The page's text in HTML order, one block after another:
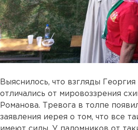
Выяснилось, что взгляды Георгия
отличались от мировоззрения
Романова. Тревога в толпе
заявления иерея о том, что все